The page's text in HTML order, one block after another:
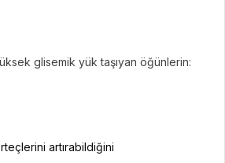
glisemik yük taşıyan öğünlerin:
artırabildiğini